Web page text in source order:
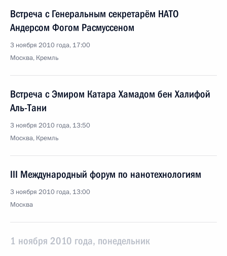
Встреча с Генеральным секретарём НАТО
Андерсом Фогом Расмуссеном
3 ноября 2010 года, 17:00
Москва, Кремль
Встреча с Эмиром Катара Хамадом бен Халифой
Аль-Тани
3 ноября 2010 года, 13:50
Москва, Кремль
III Международный форум по нанотехнологиям
3 ноября 2010 года, 13:00
Москва
1 ноября 2010 года, понедельник